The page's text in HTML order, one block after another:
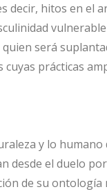
decir, hitos en el
será
prácticas
y lo humano
desde el duelo
de su ontología